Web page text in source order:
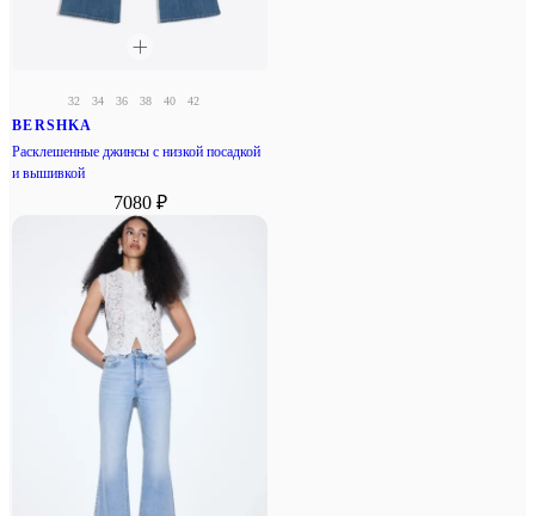
32 34 36 38 40 42
BERSHKA
Расклешенные джинсы с низкой посадкой
и вышивкой
7080 ₽